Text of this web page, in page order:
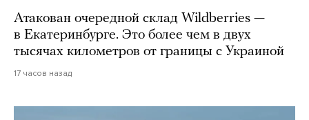
Атакован очередной склад Wildberries —
в Екатеринбурге. Это более чем в двух
тысячах километров от границы с Украиной
17 часов назад